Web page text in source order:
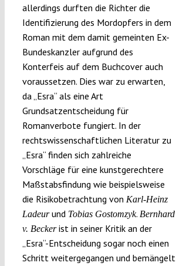
allerdings durften die Richter die
Identifizierung des Mordopfers in dem
Roman mit dem damit gemeinten Ex-
Bundeskanzler aufgrund des
Konterfeis auf dem Buchcover auch
voraussetzen. Dies war zu erwarten,
da „Esra“ als eine Art
Grundsatzentscheidung für
Romanverbote fungiert. In der
rechtswissenschaftlichen Literatur zu
„Esra“ finden sich zahlreiche
Vorschläge für eine kunstgerechtere
Maßstabsfindung wie beispielsweise
die Risikobetrachtung von Karl-Heinz
Ladeurund Tobias Gostomzyk. Bernhard
v. Beckerist in seiner Kritik an der
„Esra“-Entscheidung sogar noch einen
Schritt weitergegangen und bemängelt